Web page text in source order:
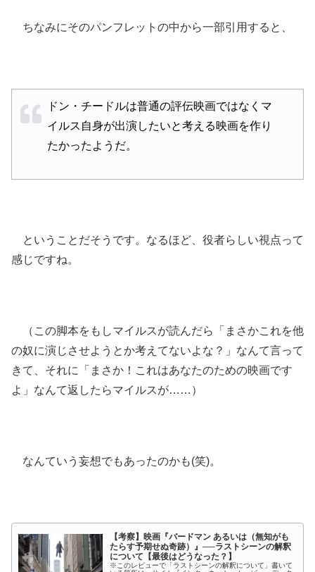
ちなみにそのパンフレットの中から一部引用すると、
ドン・チードルは普通の評伝映画ではなく マ
イルス自身が出演したいと考える映画を作り
たかったようだ。
ということだそうです。なるほど、役者らしい視点って
感じですね。
（この脚本をもしマイルスが読んだら「まさかこれを他
の奴に演じさせようとか考えてないよな？」なんて言って
きて、それに「まさか！これはあなたのための映画です
よ」なんて返したらマイルスが……）
なんていう妄想でもあったのかも(笑)。
【考察】映画『バードマン あるいは（無知がも
たらす予期せぬ奇跡）』──ラストシーンの解釈
について【最後はどうなった？】
※このレビューで「ラストシーンの解釈について」書いて